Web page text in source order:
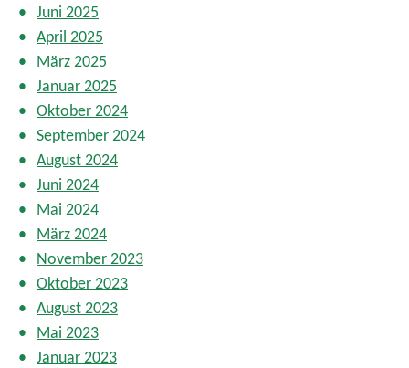
Juni 2025
April 2025
März 2025
Januar 2025
Oktober 2024
September 2024
August 2024
Juni 2024
Mai 2024
März 2024
November 2023
Oktober 2023
August 2023
Mai 2023
Januar 2023